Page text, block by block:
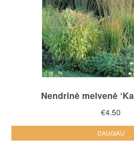
Nendrinė melvenė
€4.50
DAUGIAU